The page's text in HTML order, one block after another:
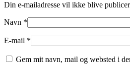
Din e-mailadresse vil ikke blive
Navn *
E-mail *
Gem mit navn, mail og websted i